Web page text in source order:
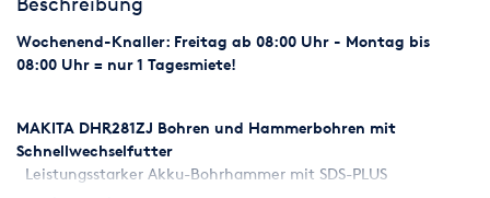
Wochenend-Knaller: Freitag ab 08:00 Uhr - Montag bis
08:00 Uhr = nur 1 Tagesmiete!
MAKITA DHR281ZJ Bohren und Hammerbohren mit
Schnellwechselfutter
Leistungsstarker Akku-Bohrhammer mit SDS-PLUS